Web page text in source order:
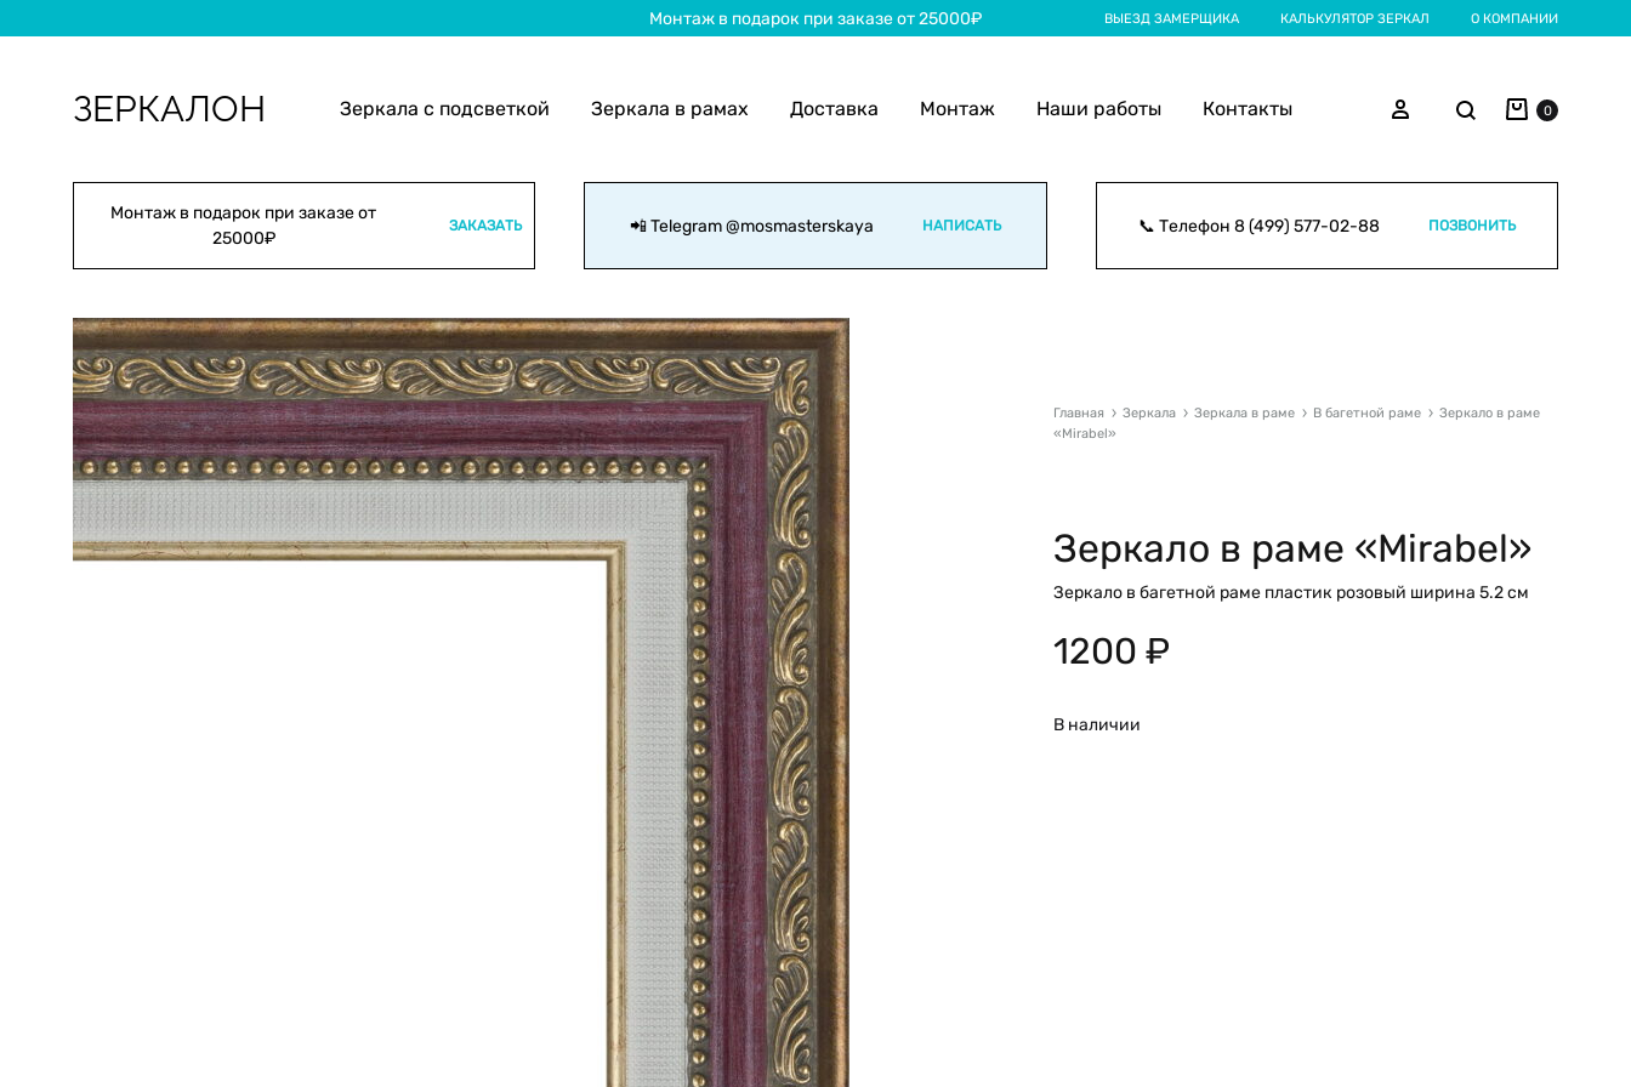
Монтаж в подарок при заказе от 25000₽ ВЫЕЗД ЗАМЕРЩИКА КАЛЬКУЛЯТОР ЗЕРКАЛ О КОМПАНИИ
ЗЕРКАЛОН
с
подсветкой
и
монтаж
подсветкой
Зеркала с подсветкой Зеркала в рамах Доставка Монтаж Наши работы Контакты ВойтиПоиск Корзина
0
Монтаж в подарок при заказе от
25000₽
ЗАКАЗАТЬ 📲 Telegram@mosmasterskaya НАПИСАТЬ 📞 Телефон 8 (499) 577-02-88 ПОЗВОНИТЬ
Главная Зеркала Зеркала в раме В багетной раме
Зеркало в раме
«Mirabel»
Зеркало в раме «Mirabel»
Зеркало в багетной раме пластик розовый ширина 5.2 см
1200 ₽
В наличии